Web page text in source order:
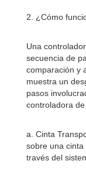
2. ¿Cómo
Una
secuencia de
comparación y
muestra un
pasos
controladora
a. Cinta
sobre una
través del